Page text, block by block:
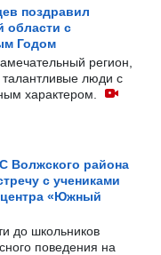
поздравил
области с
Годом
регион,
люди с
характером.
Волжского района
с учениками
центра «Южный
до школьников
поведения на